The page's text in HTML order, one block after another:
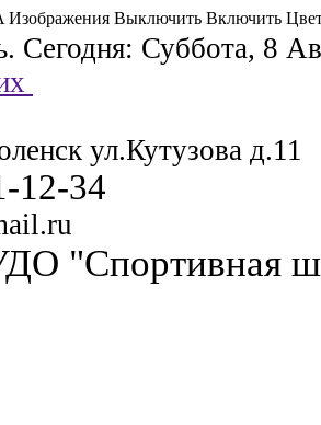
Изображения Выключить Включить
Сегодня: Суббота, 8
ул.Кутузова д.11
12-34
"Спортивная